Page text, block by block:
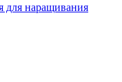
для наращивания